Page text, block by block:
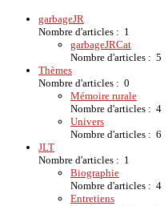
garbageJR
Nombre d'articles : 1
garbageJRCat
Nombre d'articles : 5
Thèmes
Nombre d'articles : 0
Mémoire rurale
Nombre d'articles : 4
Univers
Nombre d'articles : 6
JLT
Nombre d'articles : 1
Biographie
Nombre d'articles : 4
Entretiens